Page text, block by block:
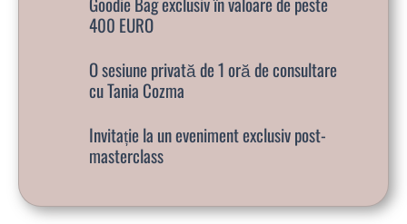
400 EURO
O sesiune privată de 1 oră de consultare
cu Tania Cozma
Invitație la un eveniment exclusiv post-
masterclass